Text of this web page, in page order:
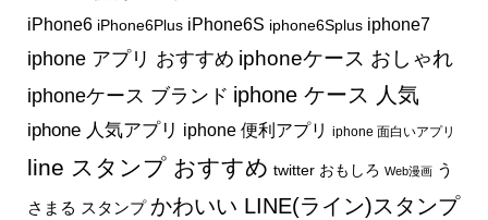
android 便利アプリ android 面白いアプリ iPhone5 iPhone5S
iPhone6Plus iPhone6S iphone6Splus iphone7
iphoneケース おしゃれ
iphoneケース ブランド iphone ケース 人気
iphone 人気アプリ